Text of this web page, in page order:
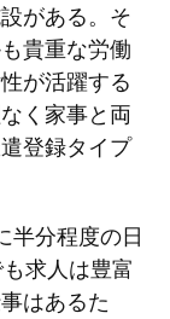
がある。そ
貴重な労働
が活躍する
く家事と両
登録タイプ
半分程度の日
求人は豊富
はあるた